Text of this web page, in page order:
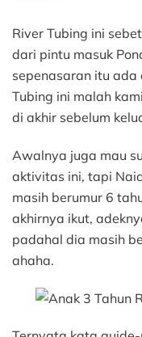
River Tubing ini
dari pintu masuk
sepenasaran itu ada
Tubing ini malah
di akhir sebelum
Awalnya juga mau
aktivitas ini, tapi
masih berumur 6
akhirnya ikut,
padahal dia masih
ahaha.